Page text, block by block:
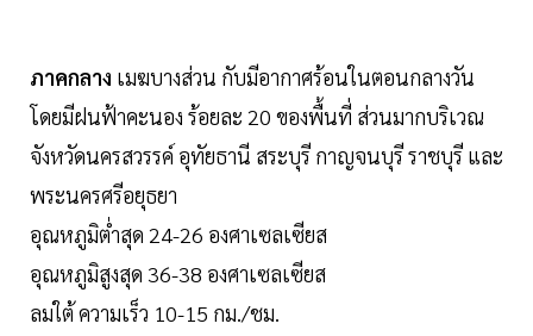
ภาคกลาง เมฆบางส่วน กับมีอากาศร้อนในตอนกลางวัน
โดยมีฝนฟ้าคะนอง ร้อยละ 20 ของพื้นที่ ส่วนมากบริเวณ
จังหวัดนครสวรรค์ อุทัยธานี สระบุรี กาญจนบุรี ราชบุรี และ
พระนครศรีอยุธยา
อุณหภูมิต่ำสุด 24-26 องศาเซลเซียส
อุณหภูมิสูงสุด 36-38 องศาเซลเซียส
ลมใต้ ความเร็ว 10-15 กม./ชม.